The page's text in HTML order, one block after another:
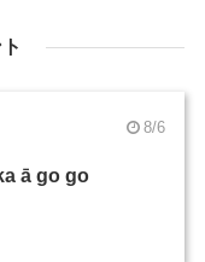
8/6
ā go go